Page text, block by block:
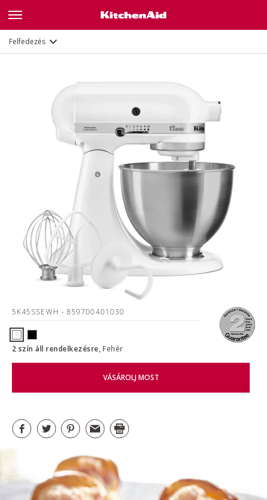
Felfedezés Jellemzők
5K45SSEWH - 859700401030
2 szín áll rendelkezésre, Fehér
VÁSÁROLJ MOST